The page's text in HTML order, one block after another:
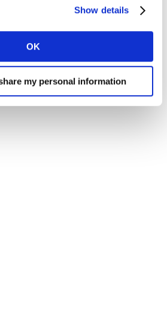
Show details
OK
my personal information